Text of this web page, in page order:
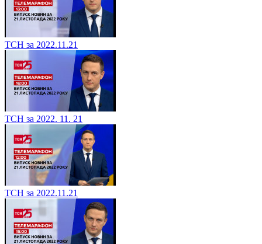
ТСН за 2022.11.21
ТСН за 2022. 11. 21
ТСН за 2022.11.21